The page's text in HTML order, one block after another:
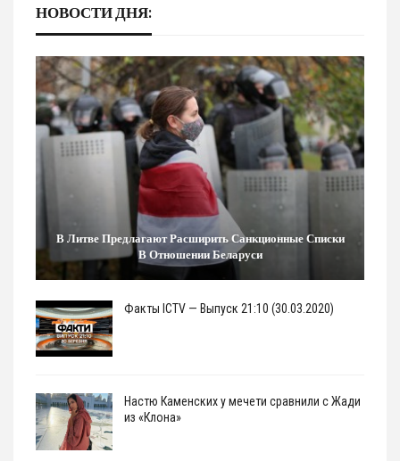
НОВОСТИ ДНЯ:
В Литве Предлагают Расширить Санкционные Списки
В Отношении Беларуси
Факты ICTV — Выпуск 21:10 (30.03.2020)
Настю Каменских у мечети сравнили с Жади
из «Клона»